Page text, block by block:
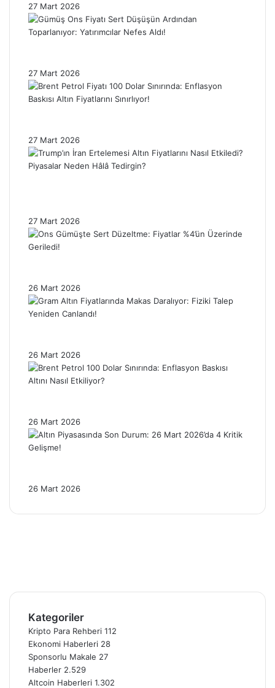
27 Mart 2026
27 Mart 2026
27 Mart 2026
27 Mart 2026
26 Mart 2026
26 Mart 2026
26 Mart 2026
26 Mart 2026
Kategoriler
Kripto Para Rehberi 112
Ekonomi Haberleri 28
Sponsorlu Makale 27
Haberler 2.529
Altcoin Haberleri 1.302